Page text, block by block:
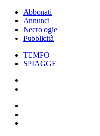
Abbonati
Annunci
Necrologie
Pubblicità
TEMPO
SPIAGGE